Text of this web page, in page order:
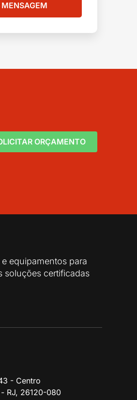
ORÇAMENTO
equipamentos para
soluções certificadas
- Centro
RJ, 26120-080